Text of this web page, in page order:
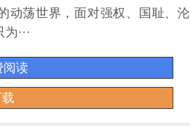
动荡世界，面对强权、国耻、沦
···
阅读